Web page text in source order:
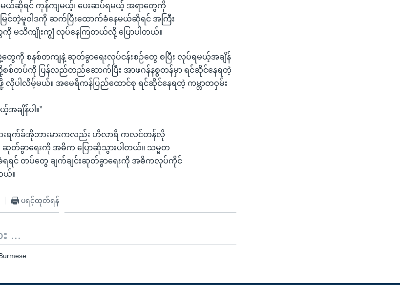
ဆိုရင် ကုန်ကျမယ့်၊ ပေးဆပ်ရမယ့် အရာတွေကို
င်မြင်တဲ့မူဝါဒကို ဆက်ပြီးထောက်ခံနေမယ်ဆိုရင် အကြီး
မသိကျိုးကျွံ လုပ်နေကြတယ်လို့ ပြောပါတယ်။
ေကို စနစ်တကျနဲ့ ဆုတ်ခွာရေးလုပ်ငန်းစဉ်တွေ စပြီး လုပ်ရမယ့်အချိန်
စ်တပ်ကို ပြန်လည်တည်ဆောက်ပြီး အာဖဂန်နစ္စတန်မှာ ရင်ဆိုင်နေရတဲ့
လိုပါလိမ့်မယ်။ အမေရိကန်ပြည်ထောင်စု ရင်ဆိုင်နေရတဲ့ ကမ္ဘာတဝှမ်း
အချိန်ပါ။”
ရက်ခ်အိုဘားမားကလည်း ဟီလာရီ ကလင်တန်လို
ခွာရေးကို အဓိက ပြောဆိုသွားပါတယ်။ သမ္မတ
ခံရရင် တပ်တွေ ချက်ချင်းဆုတ်ခွာရေးကို အဓိကလုပ်ကိုင်
ယ်။
ပရင့်ထုတ်ရန်
...